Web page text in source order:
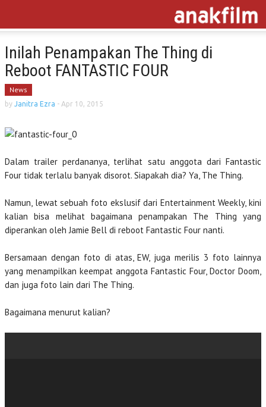
Inilah Penampakan The Thing di
Reboot FANTASTIC FOUR
News
by Janitra Ezra - Apr 10, 2015
Dalam trailer perdananya, terlihat satu anggota dari Fantastic
Four tidak terlalu banyak disorot. Siapakah dia? Ya, The Thing.
Namun, lewat sebuah foto ekslusif dari Entertainment Weekly, kini
kalian bisa melihat bagaimana penampakan The Thing yang
diperankan oleh Jamie Bell di reboot Fantastic Four nanti.
Bersamaan dengan foto di atas, EW, juga merilis 3 foto lainnya
yang menampilkan keempat anggota Fantastic Four, Doctor Doom,
dan juga foto lain dari The Thing.
Bagaimana menurut kalian?